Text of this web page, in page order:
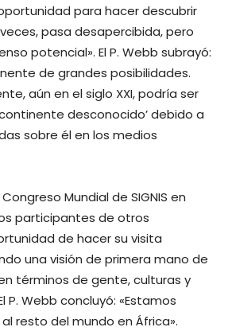
para hacer descubrir
pasa desapercibida, pero
potencial». El P. Webb subrayó:
de grandes posibilidades.
aún en el siglo XXI, podría ser
desconocido’ debido a
sobre él en los medios
Mundial de SIGNIS en
participantes de otros
de hacer su visita
una visión de primera mano de
términos de gente, culturas y
P. Webb concluyó: «Estamos
resto del mundo en África».